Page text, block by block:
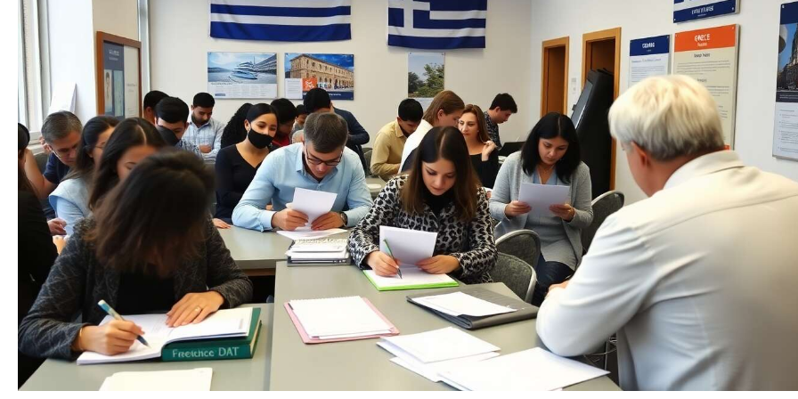
TRANSPARENT: Étui
souple et cristallin
permettant une visibilité
optimale des informations
du passeport
transporter. Design
portable : La housse de
passeport de voyage
mesure environ 19,5 x
14,2 cm et se glisse
facilement dans votre sac
à main ou poche de veste.
Ainsi, vous avez
rapidement accès à vos
documents de voyage les
plus importants.
Polyvalent : convient pour
les passeports,
documents de voyage,
billets d'avion, cartes de
crédit, cartes d'identité,
espèces et autres cartes.
Idéal pour la vie
quotidienne, les
vacances, les voyages,
les voyages d'affaires, la
lune de miel et d'autres
occasions. Contenu de la
livraison : 4 pièces porte-
passeports en noir, blanc,
pochette de voyage. 💰
Bon rapport qualité/prix –
Étui UGOZEN conçu pour
durer, conforme à la
description et apprécié
pour sa simplicité et sa
praticité.